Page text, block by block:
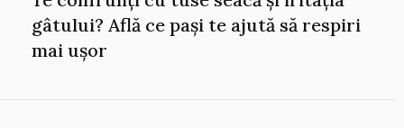
gâtului? Află ce pași te ajută să respiri
mai ușor